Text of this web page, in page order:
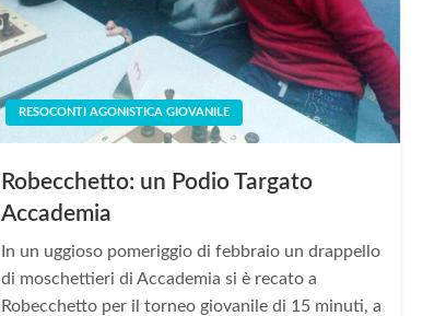
RESOCONTI AGONISTICA GIOVANILE
Robecchetto: un Podio Targato
Accademia
In un uggioso pomeriggio di febbraio un drappello
di moschettieri di Accademia si è recato a
Robecchetto per il torneo giovanile di 15 minuti, a